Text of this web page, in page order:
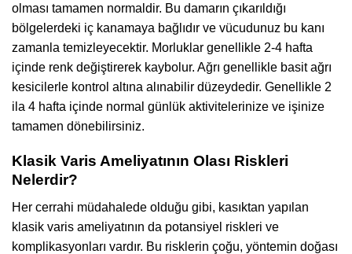
olması tamamen normaldir. Bu damarın çıkarıldığı
bölgelerdeki iç kanamaya bağlıdır ve vücudunuz bu kanı
zamanla temizleyecektir. Morluklar genellikle 2-4 hafta
içinde renk değiştirerek kaybolur. Ağrı genellikle basit ağrı
kesicilerle kontrol altına alınabilir düzeydedir. Genellikle 2
ila 4 hafta içinde normal günlük aktivitelerinize ve işinize
tamamen dönebilirsiniz.
Klasik Varis Ameliyatının Olası Riskleri
Nelerdir?
Her cerrahi müdahalede olduğu gibi, kasıktan yapılan
klasik varis ameliyatının da potansiyel riskleri ve
komplikasyonları vardır. Bu risklerin çoğu, yöntemin doğası